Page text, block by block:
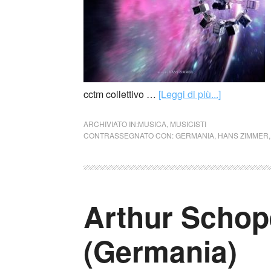
cctm collettivo … [Leggi di più...]
ARCHIVIATO IN:MUSICA MUSICISTI
CONTRASSEGNATO CON:GERMANIA HANS ZIMMER
Arthur
(Germania)